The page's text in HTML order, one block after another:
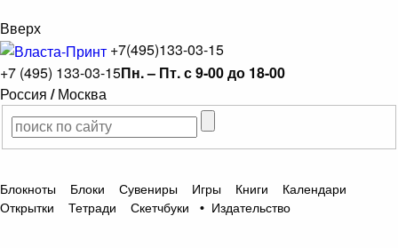
Вверх
+7(495)133-03-15
+7 (495) 133-03-15Пн. – Пт. с 9-00 до 18-00
Россия / Москва
Блокноты Блоки Сувениры Игры Книги
Календари
Открытки
Тетради Скетчбуки • Издательство